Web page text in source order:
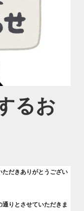
るお
ただきありがとうござい
りとさせていただきま